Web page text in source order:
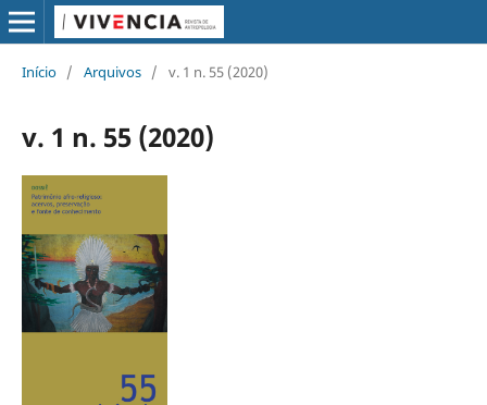
Início / Arquivos / v. 1 n. 55 (2020)
v. 1 n. 55 (2020)